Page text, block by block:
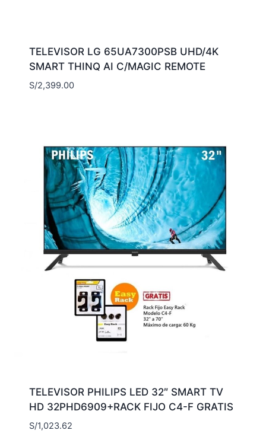
TELEVISOR LG 65UA7300PSB UHD/4K
SMART THINQ AI C/MAGIC REMOTE
S/2,399.00
TELEVISOR PHILIPS LED 32″ SMART TV
HD 32PHD6909+RACK FIJO C4-F GRATIS
S/1,023.62